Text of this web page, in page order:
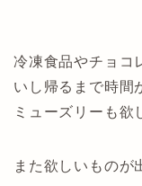
冷凍食品やチョコ
いし帰るまで時間
ミューズリーも
また欲しいものが